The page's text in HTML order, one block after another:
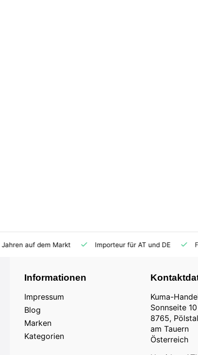
auf dem Markt Importeur für AT und DE
Informationen
Impressum
Blog
Marken
Kategorien
Kuma-
Sonnseite
8765,
am Tauern
Österreich